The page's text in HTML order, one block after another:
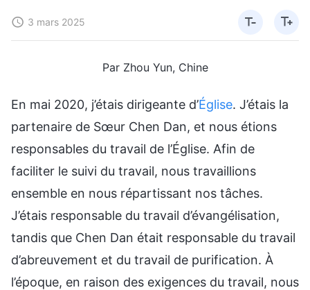
3 mars 2025
Par Zhou Yun, Chine
En mai 2020, j’étais dirigeante d’Église. J’étais la
partenaire de Sœur Chen Dan, et nous étions
responsables du travail de l’Église. Afin de
faciliter le suivi du travail, nous travaillions
ensemble en nous répartissant nos tâches.
J’étais responsable du travail d’évangélisation,
tandis que Chen Dan était responsable du travail
d’abreuvement et du travail de purification. À
l’époque, en raison des exigences du travail, nous